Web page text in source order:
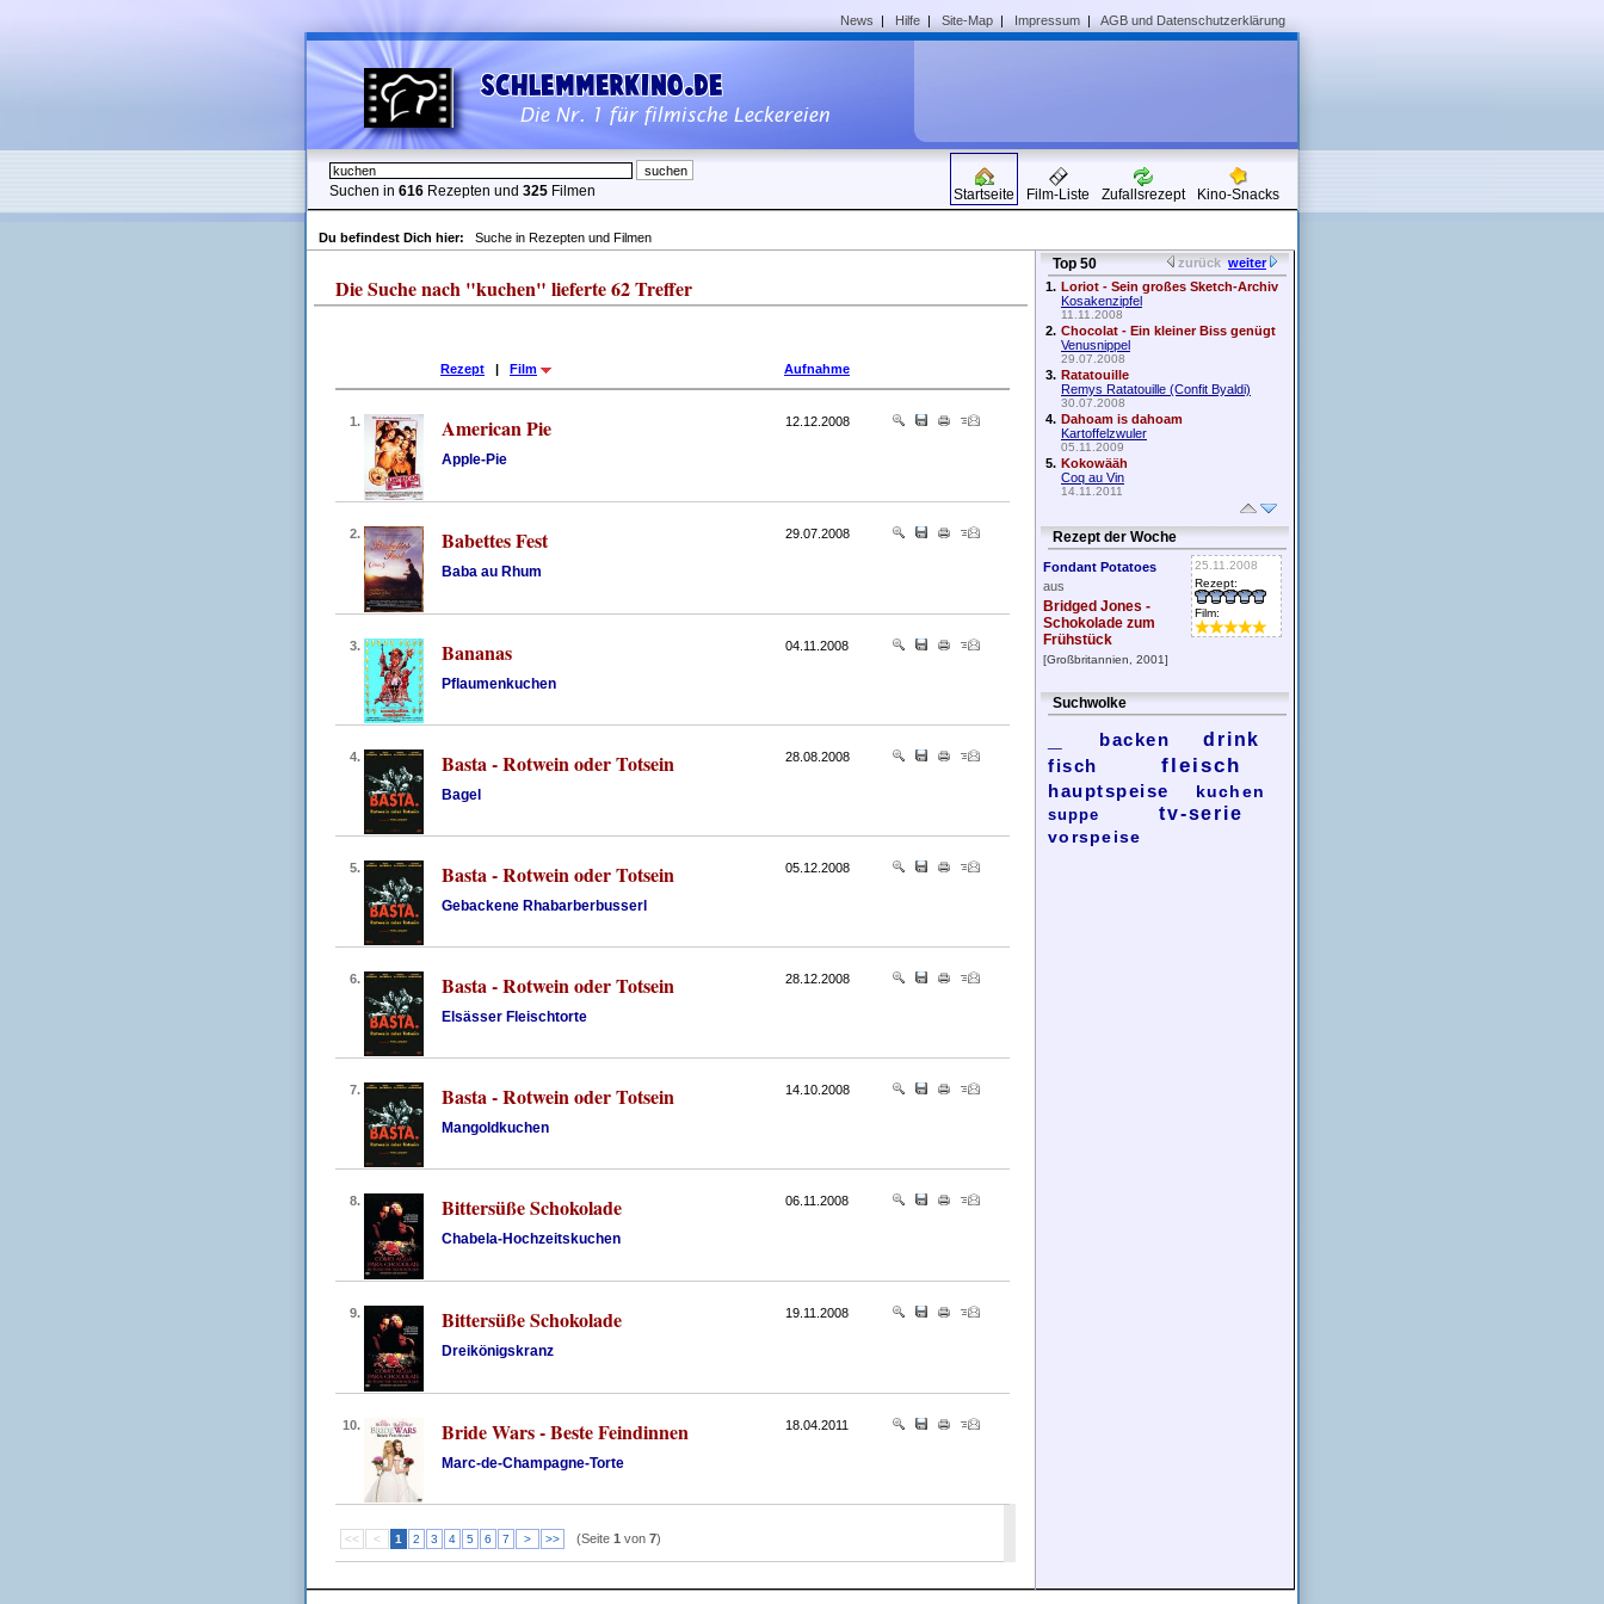
News | Hilfe | Site-Map | Impressum | AGB und Datenschutzerklärung
Suchen in 616 Rezepten und 325 Filmen Startseite Film-Liste Zufallsrezept Kino-Snacks
Du befindest Dich hier: Suche in Rezepten und Filmen
Die Suche nach "kuchen" lieferte 62 Treffer
Rezept | Film Aufnahme
1. American Pie
Apple-Pie
12.12.2008
2. Babettes Fest
Baba au Rhum
29.07.2008
3. Bananas
Pflaumenkuchen
04.11.2008
4. Basta - Rotwein oder Totsein
Bagel
28.08.2008
5. Basta - Rotwein oder Totsein
Gebackene Rhabarberbusserl
05.12.2008
6. Basta - Rotwein oder Totsein
Elsässer Fleischtorte
28.12.2008
7. Basta - Rotwein oder Totsein
Mangoldkuchen
14.10.2008
8. Bittersüße Schokolade
Chabela-Hochzeitskuchen
06.11.2008
9. Bittersüße Schokolade
Dreikönigskranz
19.11.2008
10. Bride Wars - Beste Feindinnen
Marc-de-Champagne-Torte
18.04.2011
<< < 1 2 3 4 5 6 7 > >> (Seite 1 von 7)
zurück weiter
Top 50
1. Loriot - Sein großes Sketch-Archiv
Kosakenzipfel
11.11.2008
2. Chocolat - Ein kleiner Biss genügt
Venusnippel
29.07.2008
3. Ratatouille
Remys Ratatouille (Confit Byaldi)
30.07.2008
4. Dahoam is dahoam
Kartoffelzwuler
05.11.2009
5. Kokowääh
Coq au Vin
14.11.2011
Rezept der Woche
25.11.2008
Rezept:
Film:
Fondant Potatoes
aus
Bridged Jones -
Schokolade zum
Frühstück
[Großbritannien, 2001]
Suchwolke
backen
drink
fisch
fleisch
hauptspeise kuchen
suppe tv-serie
vorspeise